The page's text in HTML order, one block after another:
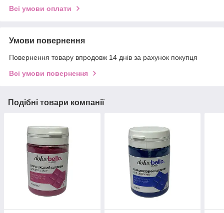
Всі умови оплати
Умови повернення
Повернення товару впродовж 14 днів за рахунок покупця
Всі умови повернення
Подібні товари компанії